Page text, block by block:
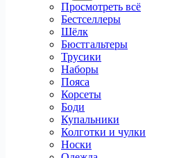
Просмотреть всё
Бестселлеры
Шёлк
Бюстгальтеры
Трусики
Наборы
Пояса
Корсеты
Боди
Купальники
Колготки и чулки
Носки